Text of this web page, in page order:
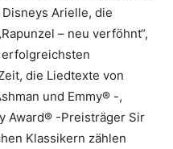
Disneys Arielle, die
– neu verföhnt“,
erfolgreichsten
die Liedtexte von
und Emmy® -,
Award® -Preisträger Sir
Klassikern zählen